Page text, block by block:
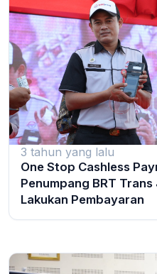
3 tahun yang lalu
One Stop Cashless
Penumpang BRT
Lakukan Pembayaran